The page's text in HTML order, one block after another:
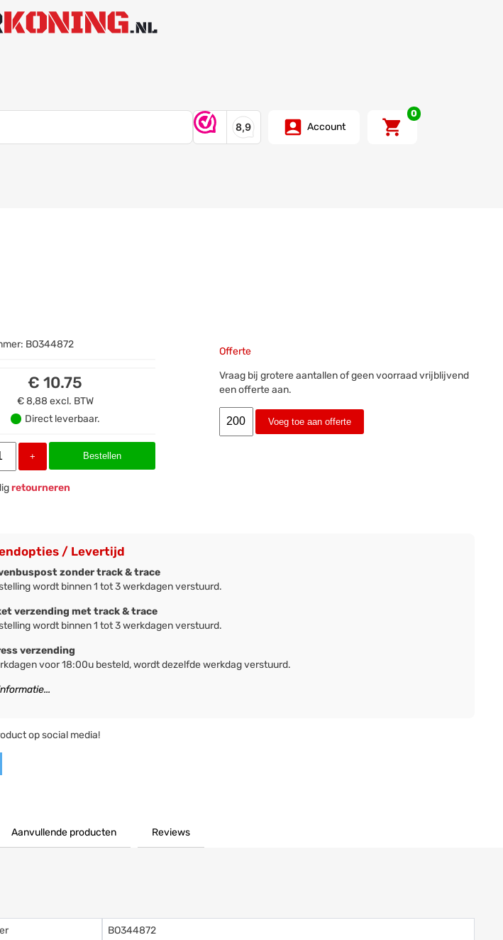
Account
0
BO344872
€ 10.75
€ 8,88 excl. BTW
Direct leverbaar.
+ Bestellen
retourneren
Offerte
Vraag bij grotere aantallen of geen voorraad vrijblijvend
een offerte aan.
Voeg toe aan offerte
/ Levertijd
zonder track & trace
wordt binnen 1 tot 3 werkdagen verstuurd.
verzending met track & trace
wordt binnen 1 tot 3 werkdagen verstuurd.
verzending
voor 18:00u besteld, wordt dezelfde werkdag verstuurd.
op social media!
Aanvullende producten Reviews
BO344872